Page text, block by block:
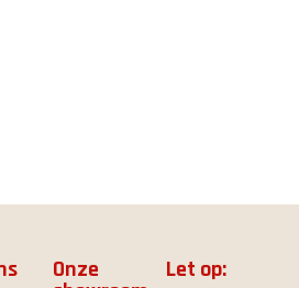
Onze Let op: